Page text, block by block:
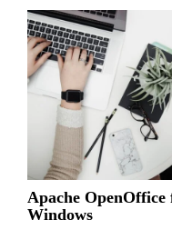
Apache OpenOffice
Windows